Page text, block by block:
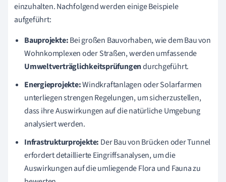
einzuhalten. Nachfolgend werden einige Beispiele
aufgeführt:
Bauprojekte:Bei großen Bauvorhaben, wie dem Bau von
Wohnkomplexen oder Straßen, werden umfassende
Umweltverträglichkeitsprüfungendurchgeführt.
Energieprojekte:Windkraftanlagen oder Solarfarmen
unterliegen strengen Regelungen, um sicherzustellen,
dass ihre Auswirkungen auf die natürliche Umgebung
analysiert werden.
Infrastrukturprojekte: Der Bau von Brücken oder Tunnel
erfordert detaillierte Eingriffsanalysen, um die
Auswirkungen auf die umliegende Flora und Fauna zu